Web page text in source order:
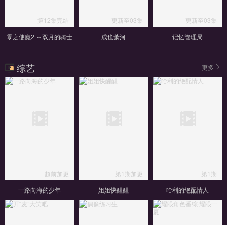
第12集完结
零之使魔2 ～双月的骑士
更新至03集
成也萧河
更新至03集
记忆管理局
更多
综艺
超前加更
一路向海的少年
第1期加更
姐姐快醒醒
第1期
哈利的绝配情人